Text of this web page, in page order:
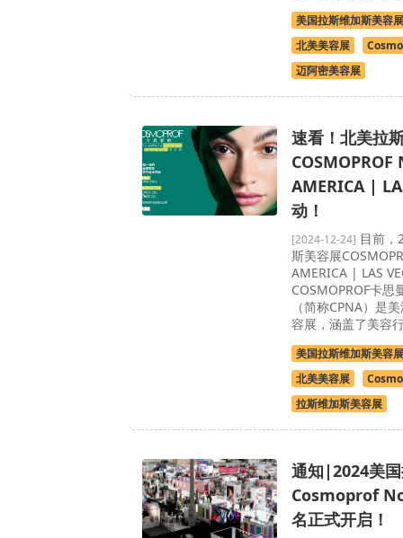
美国拉斯维加斯美容展
北美美容展
迈阿密美容展
速看！北美拉
COSMOPROF
AMERICA |
动！
[2024-12-24] 目前，
斯美容展
AMERICA | LAS
COSMOPROF卡思
（简称CPNA）是
容展，涵盖了美容
美国拉斯维加斯美容展
北美美容展
拉斯维加斯美容展
通知|2024美
Cosmoprof
名正式开启！